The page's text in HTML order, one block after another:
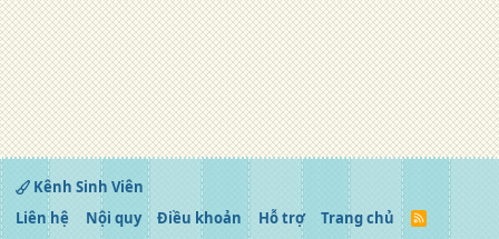
Kênh Sinh Viên
Liên hệ
Nội quy Điều khoản Hỗ trợ Trang chủ
R